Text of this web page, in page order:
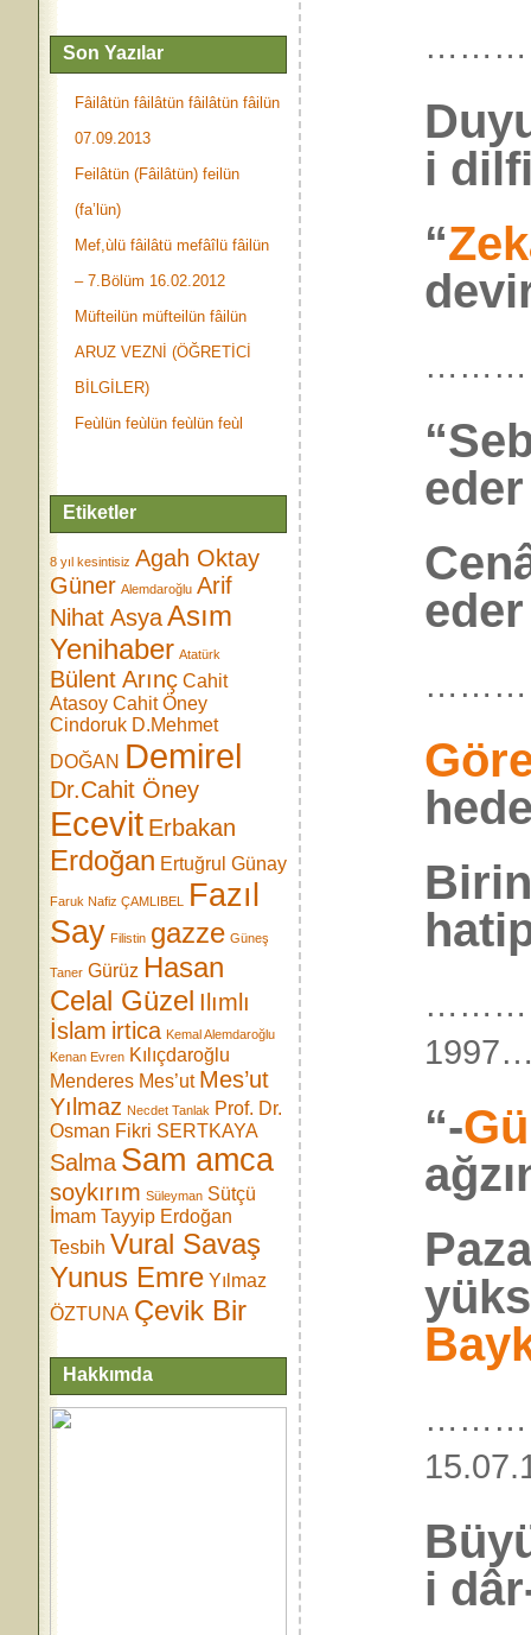
Son Yazılar
Fâilâtün fâilâtün fâilâtün fâilün
07.09.2013
Feilâtün (Fâilâtün) feilün
(fa’lün)
Mef,ùlü fâilâtü mefâîlü fâilün
– 7.Bölüm 16.02.2012
Müfteilün müfteilün fâilün
ARUZ VEZNİ (ÖĞRETİCİ
BİLGİLER)
Feùlün feùlün feùlün feùl
Etiketler
8 yıl kesintisiz Agah Oktay
Güner Alemdaroğlu Arif
Nihat AsyaAsım
Yenihaber Atatürk
Bülent Arınç Cahit
Atasoy Cahit Öney
Cindoruk D.Mehmet
DOĞAN Demirel
Dr.Cahit Öney
Ecevit Erbakan
Erdoğan Ertuğrul Günay
Faruk Nafiz ÇAMLIBEL
Fazıl
Say Filistin gazze Güneş
Taner Gürüz Hasan
Celal Güzel Ilımlı
İslam irtica Kemal Alemdaroğlu
Kenan Evren Kılıçdaroğlu
Menderes Mes’ut Mes’ut
Yılmaz Necdet Tanlak Prof. Dr.
Osman Fikri SERTKAYA
Salma Sam amca
soykırım Süleyman Sütçü
İmam Tayyip Erdoğan
Tesbih Vural Savaş
Yunus Emre Yılmaz
ÖZTUNA Çevik Bir
Hakkımda
i
“
“-
i